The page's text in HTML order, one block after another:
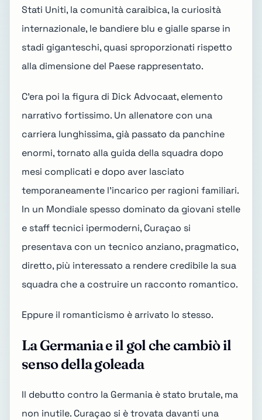
Stati Uniti, la comunità caraibica, la curiosità
internazionale, le bandiere blu e gialle sparse in
stadi giganteschi, quasi sproporzionati rispetto
alla dimensione del Paese rappresentato.
C'era poi la figura di Dick Advocaat, elemento
narrativo fortissimo. Un allenatore con una
carriera lunghissima, già passato da panchine
enormi, tornato alla guida della squadra dopo
mesi complicati e dopo aver lasciato
temporaneamente l'incarico per ragioni familiari.
In un Mondiale spesso dominato da giovani stelle
e staff tecnici ipermoderni, Curaçao si
presentava con un tecnico anziano, pragmatico,
diretto, più interessato a rendere credibile la sua
squadra che a costruire un racconto romantico.
Eppure il romanticismo è arrivato lo stesso.
La Germania e il gol che cambiò il
senso della goleada
Il debutto contro la Germania è stato brutale, ma
non inutile. Curaçao si è trovata davanti una